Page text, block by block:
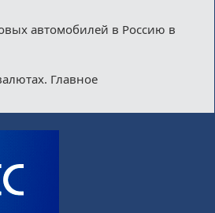
автомобилей в Россию в
Главное